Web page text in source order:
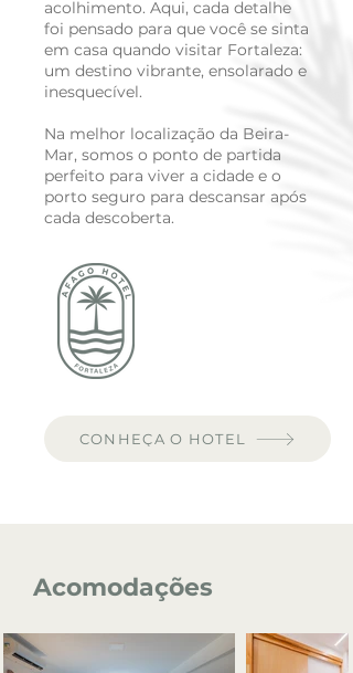
acolhimento. Aqui, cada detalhe
foi pensado para que você se sinta
em casa quando visitar Fortaleza:
um destino vibrante, ensolarado e
inesquecível.
Na melhor localização da Beira-
Mar, somos o ponto de partida
perfeito para viver a cidade e o
porto seguro para descansar após
cada descoberta.
CONHEÇA O HOTEL
Acomodações